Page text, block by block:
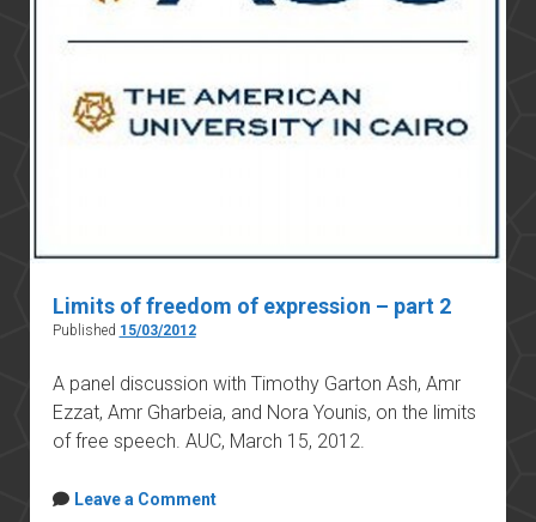
Limits of freedom of expression – part 2
Published 15/03/2012
A panel discussion with Timothy Garton Ash, Amr
Ezzat, Amr Gharbeia, and Nora Younis, on the limits
of free speech. AUC, March 15, 2012.
Leave a Comment